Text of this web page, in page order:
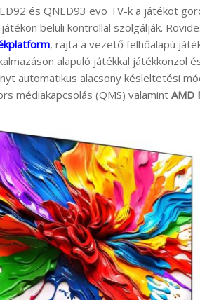
és QNED93 evo TV-k a játékot
belüli kontrollal szolgálják.
, rajta a vezető felhőalapú
alapuló játékkal játékkonzol
automatikus alacsony késleltetési
médiakapcsolás (QMS) valamint AMD